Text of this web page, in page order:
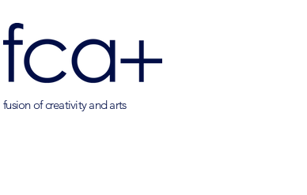
fusion of creativity and arts